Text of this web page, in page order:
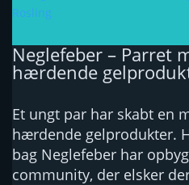
Neglefeber – Parret
hærdende
Et ungt par har skabt en
hærdende gelprodukter.
bag Neglefeber har
community, der elsker